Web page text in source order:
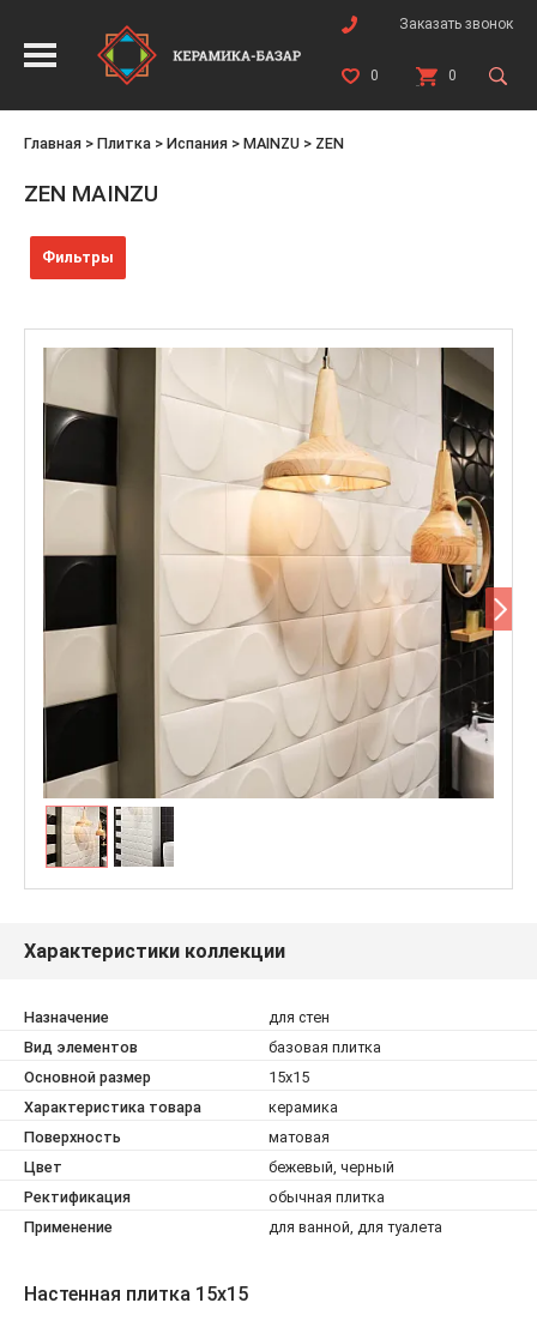
Заказать звонок
0 0
Главная > Плитка > Испания > MAINZU > ZEN
ZEN MAINZU
Фильтры
Характеристики коллекции
Назначение
для стен
Вид элементов
базовая плитка
Основной размер
15x15
Характеристика товара
керамика
Поверхность
матовая
Цвет
бежевый, черный
Ректификация
обычная плитка
Применение
для ванной, для туалета
Настенная плитка 15x15